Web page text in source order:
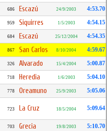
686 Escazú 24/9/2003 4:53.70
959 Siquirres 1/5/2003 4:54.15
684 Escazú 25/12/2004 4:54.35
867 San Carlos 8/10/2004 4:59.67
326 Alvarado 15/4/2004 5:00.87
718 Heredia 1/6/2003 5:04.10
778 Oreamuno 25/9/2003 5:05.06
723 La Cruz 18/5/2004 5:09.64
703 Grecia 19/8/2003 5:10.70